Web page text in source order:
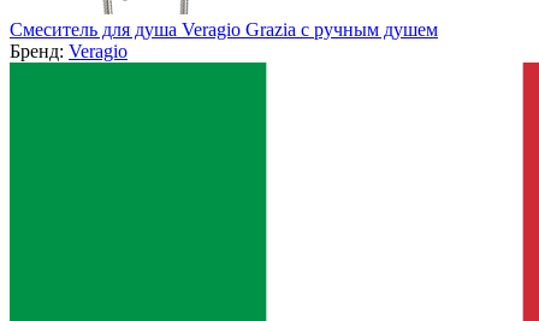
Смеситель для душа Veragio Grazia с ручным душем
Бренд: Veragio